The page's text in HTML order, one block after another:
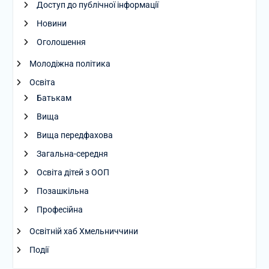
Доступ до публічної інформації
Новини
Оголошення
Молодіжна політика
Освіта
Батькам
Вища
Вища передфахова
Загальна-середня
Освіта дітей з ООП
Позашкільна
Професійна
Освітній хаб Хмельниччини
Події